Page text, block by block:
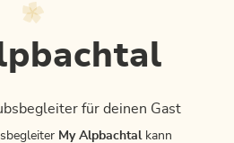
für deinen Gast
My Alpbachtalkann